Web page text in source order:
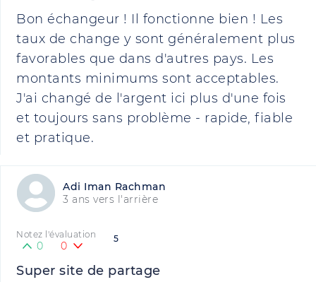
Bon échangeur ! Il fonctionne bien ! Les
taux de change y sont généralement plus
favorables que dans d'autres pays. Les
montants minimums sont acceptables.
J'ai changé de l'argent ici plus d'une fois
et toujours sans problème - rapide, fiable
et pratique.
Adi Iman Rachman
3 ans vers l'arrière
5
Notez l'évaluation
0 0
Super site de partage